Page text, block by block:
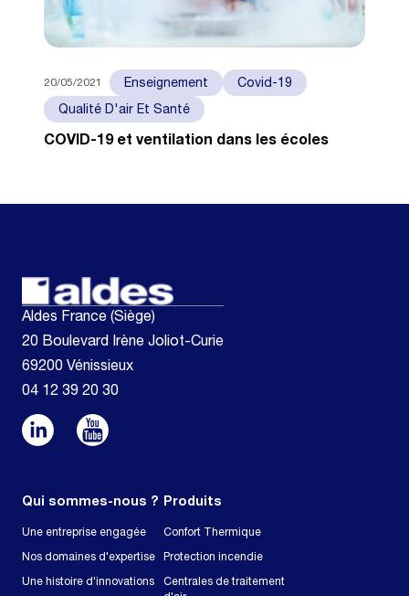
20/05/2021 Enseignement Covid-19
Qualité D'air Et Santé
COVID-19 et ventilation dans les écoles
Aldes France (Siège)
20 Boulevard Irène Joliot-Curie
69200 Vénissieux
04 12 39 20 30
Qui sommes-nous ?
Une entreprise engagée
Nos domaines d'expertise
Une histoire d'innovations
Produits
Confort Thermique
Protection incendie
Centrales de traitement